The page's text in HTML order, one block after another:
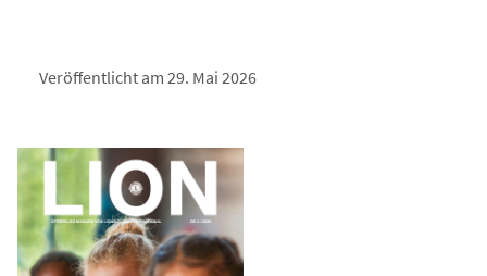
Veröffentlicht am 29. Mai 2026